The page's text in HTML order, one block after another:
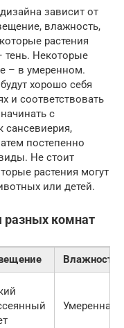
зависит от
влажность,
растения
тень. Некоторые
– в умеренном.
хорошо себя
и соответствовать
с
сансевиерия,
постепенно
Не стоит
растения могут
или детей.
разных комнат
Влажность
Умеренная